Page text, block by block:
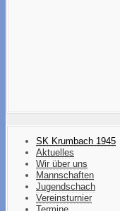
SK Krumbach 1945
Aktuelles
Wir über uns
Mannschaften
Jugendschach
Vereinsturnier